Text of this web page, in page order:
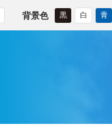
背景色 黒 白 青